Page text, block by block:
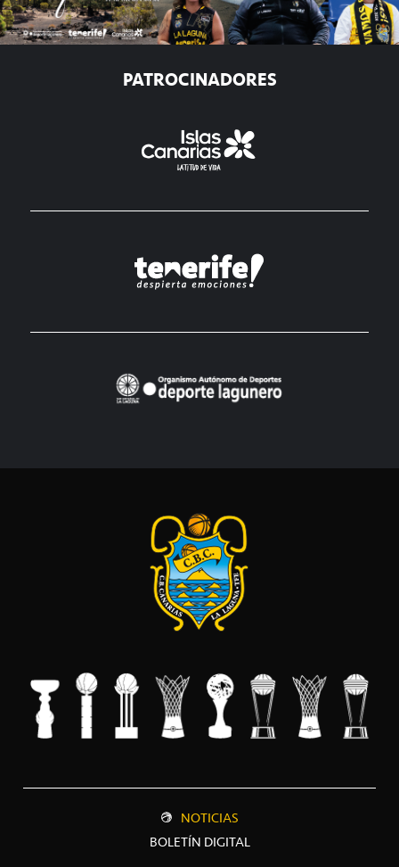
PATROCINADORES
NOTICIAS
BOLETÍN DIGITAL